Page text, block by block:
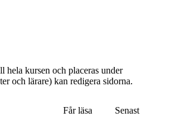
hela kursen och placeras under
och lärare) kan redigera sidorna.
Får läsa
Senast